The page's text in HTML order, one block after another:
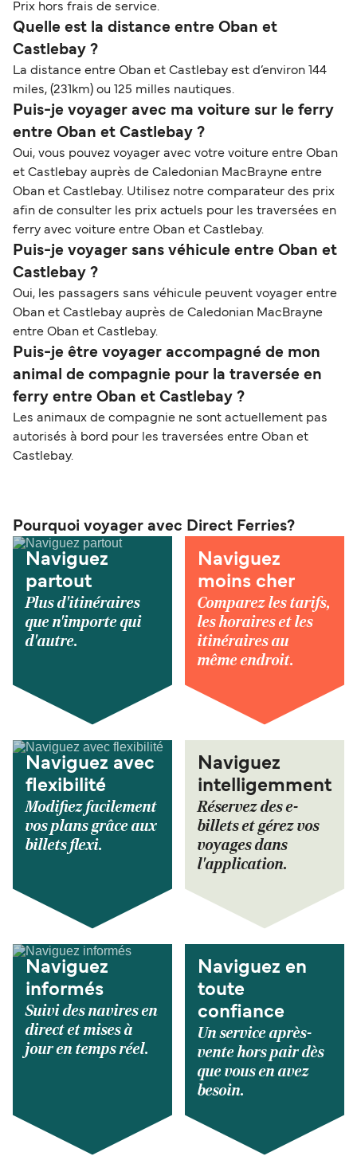
Prix hors frais de service.
Quelle est la distance entre Oban et
Castlebay ?
La distance entre Oban et Castlebay est d’environ 144
miles, (231km) ou 125 milles nautiques.
Puis-je voyager avec ma voiture sur le ferry
entre Oban et Castlebay ?
Oui, vous pouvez voyager avec votre voiture entre Oban
et Castlebay auprès de Caledonian MacBrayne entre
Oban et Castlebay. Utilisez notre comparateur des prix
afin de consulter les prix actuels pour les traversées en
ferry avec voiture entre Oban et Castlebay.
Puis-je voyager sans véhicule entre Oban et
Castlebay ?
Oui, les passagers sans véhicule peuvent voyager entre
Oban et Castlebay auprès de Caledonian MacBrayne
entre Oban et Castlebay.
Puis-je être voyager accompagné de mon
animal de compagnie pour la traversée en
ferry entre Oban et Castlebay ?
Les animaux de compagnie ne sont actuellement pas
autorisés à bord pour les traversées entre Oban et
Castlebay.
Pourquoi voyager avec Direct Ferries?
Naviguez
partout
Plus d'itinéraires
que n'importe qui
d'autre.
Naviguez
moins cher
Comparez les tarifs,
les horaires et les
itinéraires au
même endroit.
Naviguez avec
flexibilité
Modifiez facilement
vos plans grâce aux
billets flexi.
Naviguez
intelligemment
Réservez des e-
billets et gérez vos
voyages dans
l'application.
Naviguez
informés
Suivi des navires en
direct et mises à
jour en temps réel.
Naviguez en
toute
confiance
Un service après-
vente hors pair dès
que vous en avez
besoin.